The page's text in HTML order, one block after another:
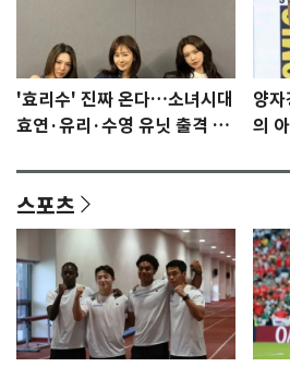
'효리수' 진짜 온다…소녀시대
효연·유리·수영 유닛 출격 [N
양
의
스포츠